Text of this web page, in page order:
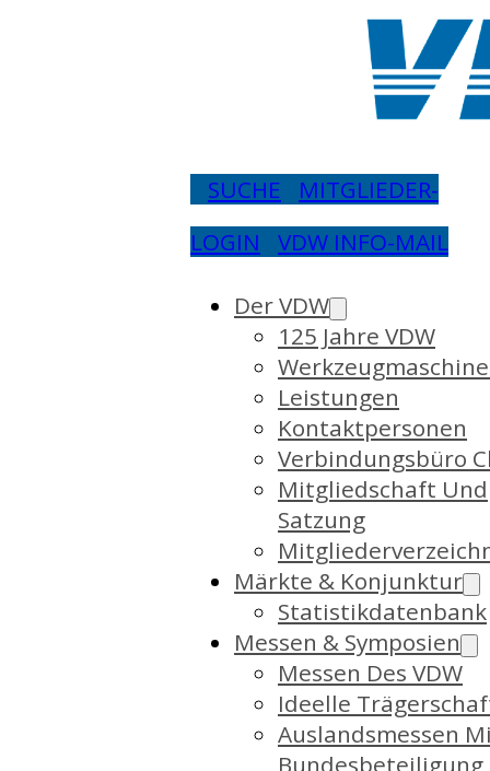
SUCHE
MITGLIEDER-
LOGIN
VDW INFO-MAIL
Der VDW
125 Jahre VDW
Leistungen
Kontaktpersonen
Verbindungsbüro
Mitgliedschaft Und
Satzung
Märkte & Konjunktur
Statistikdatenbank
Messen & Symposien
Messen Des VDW
Ideelle
Auslandsmessen
Bundesbeteiligung